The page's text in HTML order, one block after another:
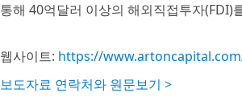
통해 40억달러 이상의 해외직접투자(FDI)
웹사이트: https://
보도자료 연락처와 원문보기 >